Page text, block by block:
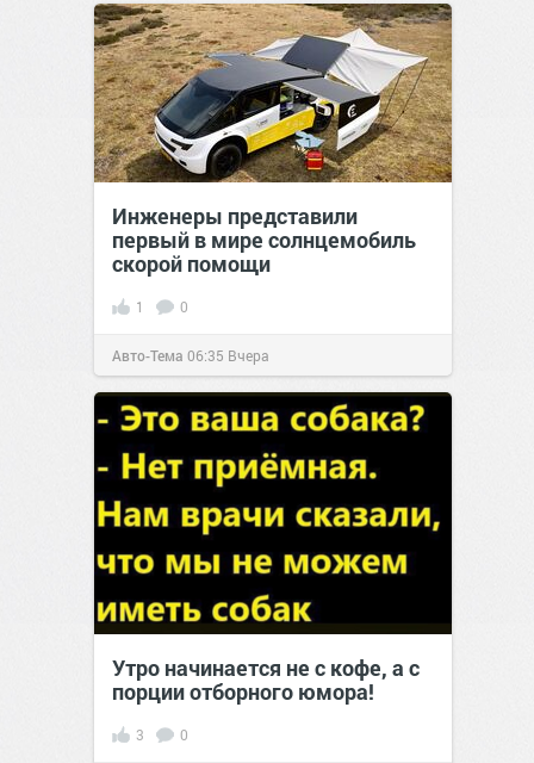
Инженеры представили
первый в мире солнцемобиль
скорой помощи
1 0
Авто-Тема 06:35 Вчера
Утро начинается не с кофе, а с
порции отборного юмора!
3 0